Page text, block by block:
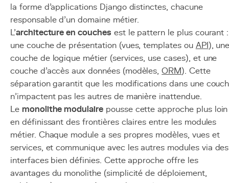
la forme d'applications Django distinctes, chacune
responsable d'un domaine métier.
L'architecture en couches est le pattern le plus courant :
une couche de présentation (vues, templates ou API),
couche de logique métier (services, use cases), et une
couche d'accès aux données (modèles,ORM). Cette
séparation garantit que les modifications dans une
n'impactent pas les autres de manière inattendue.
Le monolithe modulairepousse cette approche plus loin
en définissant des frontières claires entre les modules
métier. Chaque module a ses propres modèles, vues et
services, et communique avec les autres modules via des
interfaces bien définies. Cette approche offre les
avantages du monolithe (simplicité de déploiement,